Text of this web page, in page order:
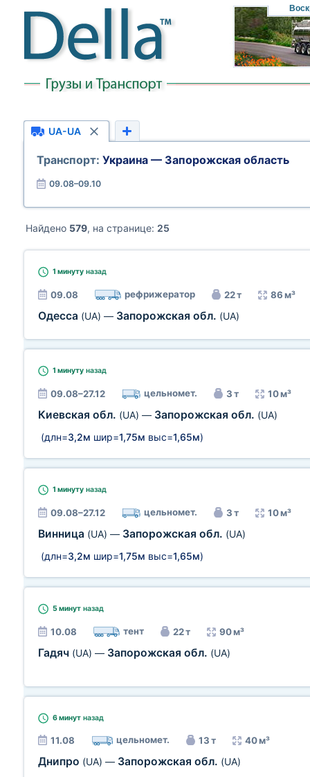
UA-UA
Транспорт: Украина — Запорожская область
09.08–09.10
Найдено 579, на странице: 25
1 минуту назад
09.08 рефрижератор 22 т 86 м³
Одесса (UA) — Запорожская обл. (UA)
1 минуту назад
09.08–27.12 цельномет. 3 т 10 м³
Киевская обл. (UA) — Запорожская обл. (UA)
(длн=3,2м шир=1,75м выс=1,65м)
1 минуту назад
09.08–27.12 цельномет. 3 т 10 м³
Винница (UA) — Запорожская обл. (UA)
(длн=3,2м шир=1,75м выс=1,65м)
5 минут назад
10.08 тент 22 т 90 м³
Гадяч (UA) — Запорожская обл. (UA)
6 минут назад
11.08 цельномет. 13 т 40 м³
Днипро (UA) — Запорожская обл. (UA)